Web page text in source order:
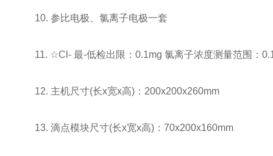
10. 参比电极、氯离子电极一套
11. ☆Cl- 最-低检出限：0.1mg 氯离子浓度测量范围：
12. 主机尺寸(长x宽x高)：200x200x260mm
13. 滴点模块尺寸(长x宽x高)：70x200x160mm